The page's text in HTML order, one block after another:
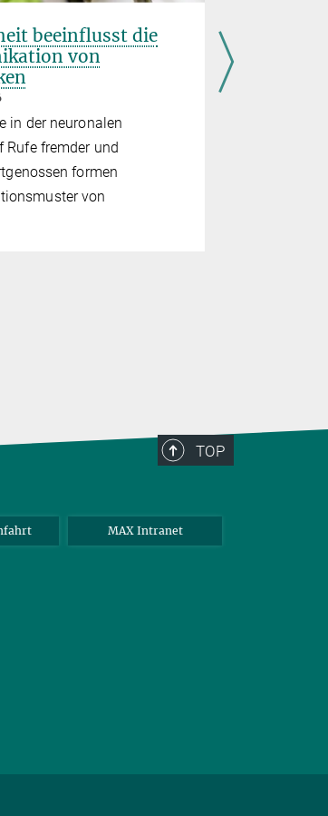
beeinflusst die
von
in der neuronalen
Rufe fremder und
formen
von
TOP
MAX Intranet